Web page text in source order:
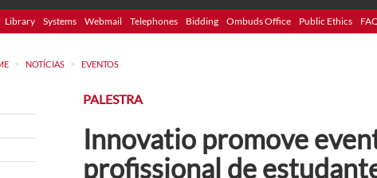
Library Systems Webmail Telephones Bidding Ombuds Office Public Ethics
> NOTÍCIAS > EVENTOS
PALESTRA
Innovatio promove
profissional de